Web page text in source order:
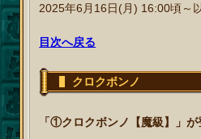
2025年6月16日(月) 16:00頃～
目次へ戻る
クロクボンノ
「①クロクボンノ【魔級】」が